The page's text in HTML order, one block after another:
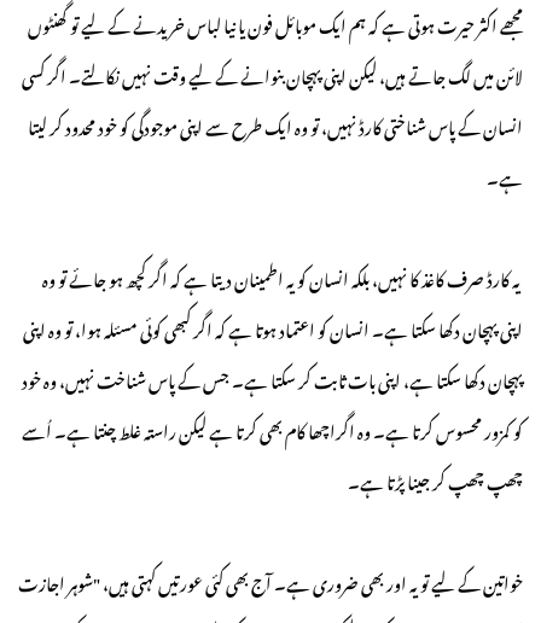
مجھے اکثر حیرت ہوتی ہے کہ ہم ایک موبائل فون یا نیا لباس خریدنے کے لیے تو گھنٹوں
لائن میں لگ جاتے ہیں، لیکن اپنی پہچان بنوانے کے لیے وقت نہیں نکالتے۔ اگر کسی
انسان کے پاس شناختی کارڈ نہیں، تو وہ ایک طرح سے اپنی موجودگی کو خود محدود کر لیتا
ہے۔
یہ کارڈ صرف کاغذ کا نہیں، بلکہ انسان کو یہ اطمینان دیتا ہے کہ اگر کچھ ہو جائے تو وہ
اپنی پہچان دکھا سکتا ہے۔ انسان کو اعتماد ہوتا ہے کہ اگر کبھی کوئی مسئلہ ہوا، تو وہ اپنی
پہچان دکھا سکتا ہے، اپنی بات ثابت کر سکتا ہے۔ جس کے پاس شناخت نہیں، وہ خود
کو کمزور محسوس کرتا ہے۔ وہ اگراچھا کام بھی کرتا ہے لیکن راستہ غلط چنتا ہے۔ اُسے
چھپ چھپ کر جینا پڑتا ہے۔
خواتین کے لیے تو یہ اور بھی ضروری ہے۔ آج بھی کئی عورتیں کہتی ہیں، "شوہر اجازت